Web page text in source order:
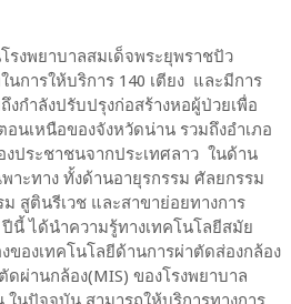
งพยาบาลสมเด็จพระยุพราชปัว
การให้บริการ 140 เตียง และมีการ
งกำลังปรับปรุงก่อสร้างหอผู้ป่วยเพื่อ
นเหนือของจังหวัดน่าน รวมถึงอำเภอ
งประชาชนจากประเทศลาว ในด้าน
าะทาง ทั้งด้านอายุรกรรม ศัลยกรรม
สูตินรีเวช และสาขาย่อยทางการ
นี้ ได้นำความรู้ทางเทคโนโลยีสมัย
ของเทคโนโลยีด้านการผ่าตัดส่องกล้อง
ผ่านกล้อง(MIS) ของโรงพยาบาล